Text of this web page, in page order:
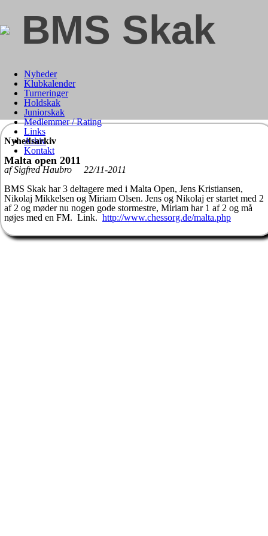
BMS Skak
Nyheder
Klubkalender
Turneringer
Holdskak
Juniorskak
Medlemmer / Rating
Links
Arkiv
Kontakt
Nyhedsarkiv
Malta open 2011
af Sigfred Haubro 22/11-2011
BMS Skak har 3 deltagere med i Malta Open, Jens Kristiansen,
Nikolaj Mikkelsen og Miriam Olsen. Jens og Nikolaj er startet med 2
af 2 og møder nu nogen gode stormestre, Miriam har 1 af 2 og må
nøjes med en FM. Link. http://www.chessorg.de/malta.php